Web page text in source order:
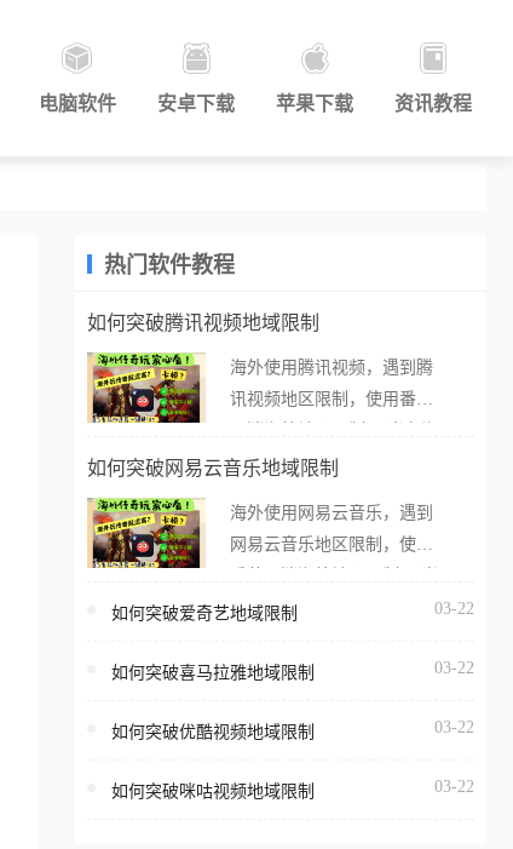
电脑软件 安卓下载 苹果下载 资讯教程
热门软件教程
如何突破腾讯视频地域限制
海外使用腾讯视频，遇到腾
讯视频地区限制，使用番茄
外打开腾讯视频，却突然弹
地区无法播放”的提示语。
海外用户如香港、澳门、台
亚、欧洲等国家和地区时，
台一样，出现地区及版权限
地区播放。 遇到这个问题的
如何突破网易云音乐地域限制
海外使用网易云音乐，遇到
网易云音乐地区限制，使用
在海外打开网易云音乐，却
所在的地区无法播放”的提示
门、台湾、美国、加拿大、
区时，网易云音乐也会像其
如何突破爱奇艺地域限制 03-22
如何突破喜马拉雅地域限制 03-22
如何突破优酷视频地域限制 03-22
如何突破咪咕视频地域限制 03-22